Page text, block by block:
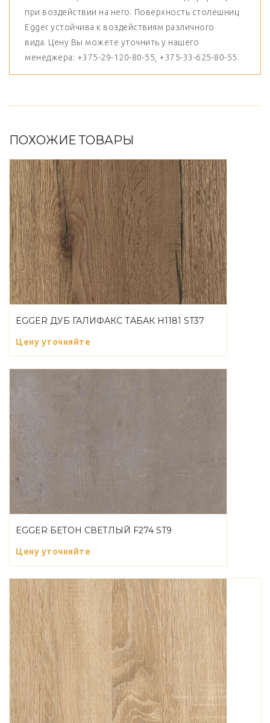
при воздействии на него. Поверхность столешниц
Egger устойчива к воздействиям различного
вида. Цену Вы можете уточнить у нашего
менеджера: +375-29-120-80-55, +375-33-625-80-55.
ПОХОЖИЕ ТОВАРЫ
EGGER ДУБ ГАЛИФАКС ТАБАК H1181 ST37
Цену уточняйте
EGGER БЕТОН СВЕТЛЫЙ F274 ST9
Цену уточняйте